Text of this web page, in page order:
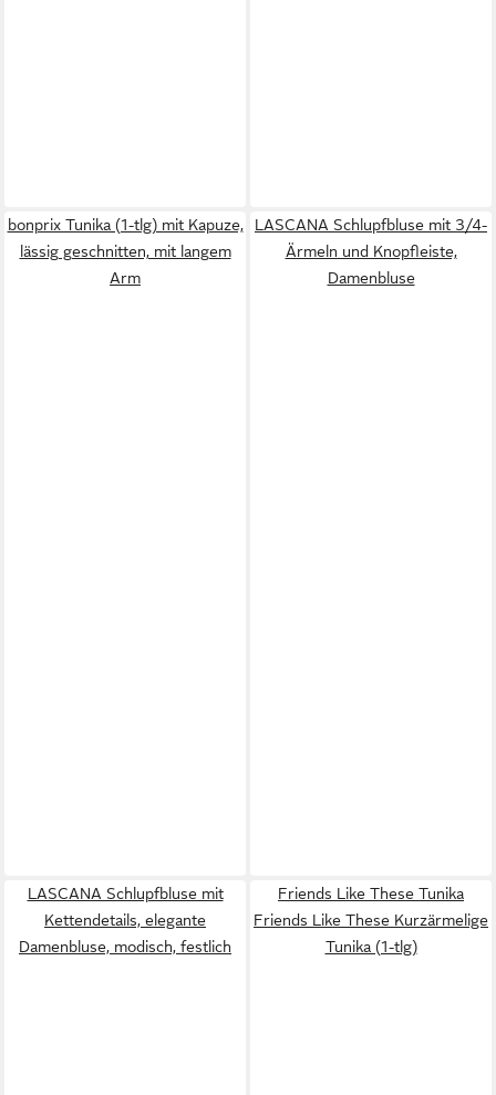
bonprix Tunika (1-tlg) mit Kapuze,
lässig geschnitten, mit langem
Arm
LASCANA Schlupfbluse mit 3/4-
Ärmeln und Knopfleiste,
Damenbluse
LASCANA Schlupfbluse mit
Kettendetails, elegante
Damenbluse, modisch, festlich
Friends Like These Tunika
Friends Like These Kurzärmelige
Tunika (1-tlg)